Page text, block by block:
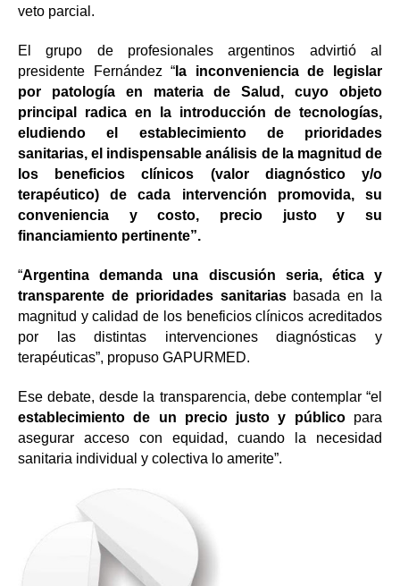
veto parcial.
El grupo de profesionales argentinos advirtió al
presidente Fernández “ la inconveniencia de legislar
por patología en materia de Salud, cuyo objeto
principal radica en la introducción de tecnologías,
eludiendo el establecimiento de prioridades
sanitarias, el indispensable análisis de la magnitud de
los beneficios clínicos (valor diagnóstico y/o
terapéutico) de cada intervención promovida, su
conveniencia y costo, precio justo y su
financiamiento pertinente”.
“Argentina demanda una discusión seria, ética y
transparente de prioridades sanitariasbasada en la
magnitud y calidad de los beneficios clínicos acreditados
por las distintas intervenciones diagnósticas y
terapéuticas”, propuso GAPURMED.
Ese debate, desde la transparencia, debe contemplar “el
establecimiento de un precio justo y públicopara
asegurar acceso con equidad, cuando la necesidad
sanitaria individual y colectiva lo amerite”.